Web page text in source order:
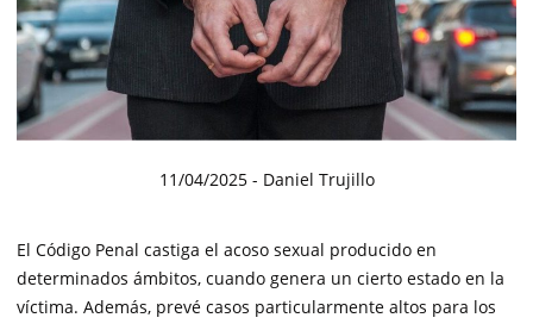
11/04/2025- Daniel Trujillo
El Código Penal castiga el acoso sexual producido en
determinados ámbitos, cuando genera un cierto estado en la
víctima. Además, prevé casos particularmente altos para los